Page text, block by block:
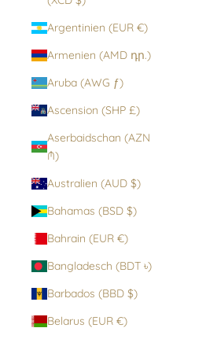
Argentinien (EUR €)
Armenien (AMD դր.)
Aruba (AWG ƒ)
Ascension (SHP £)
Aserbaidschan (AZN
₼)
Australien (AUD $)
Bahamas (BSD $)
Bahrain (EUR €)
Bangladesch (BDT ৳)
Barbados (BBD $)
Belarus (EUR €)